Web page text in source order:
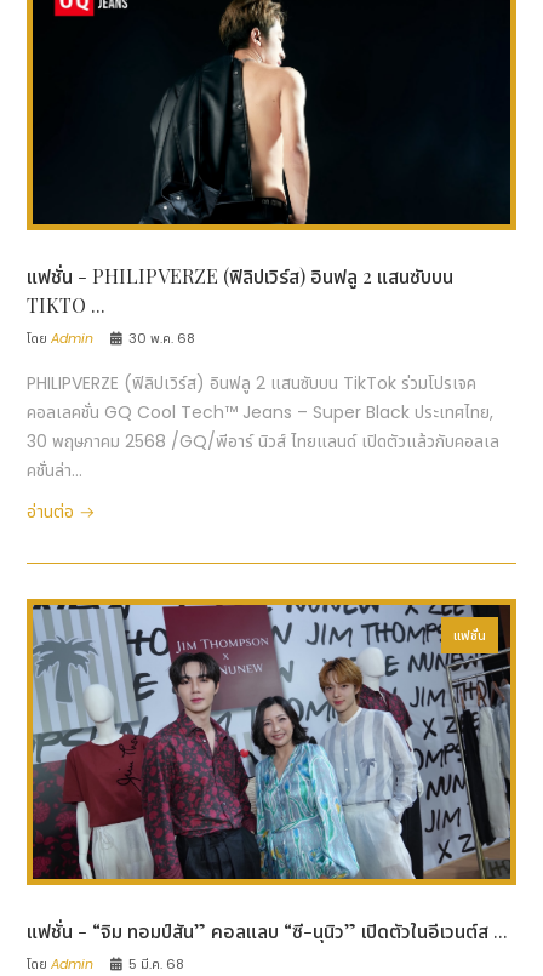
แฟชั่น - PHILIPVERZE (ฟิลิปเวิร์ส) อินฟลู 2 แสนซับบน
TIKTO ...
โดยAdmin 30 พ.ค. 68
PHILIPVERZE (ฟิลิปเวิร์ส) อินฟลู 2 แสนซับบน TikTok ร่วมโปรเจค
คอลเลคชั่น GQ Cool Tech™ Jeans – Super Black ประเทศไทย,
30 พฤษภาคม 2568 /GQ/พีอาร์ นิวส์ ไทยแลนด์ เปิดตัวแล้วกับคอลเล
คชั่นล่า...
อ่านต่อ
แฟชั่น
แฟชั่น - “จิม ทอมป์สัน” คอลแลบ “ซี-นุนิว” เปิดตัวในอีเวนต์ส ...
โดยAdmin 5 มี.ค. 68